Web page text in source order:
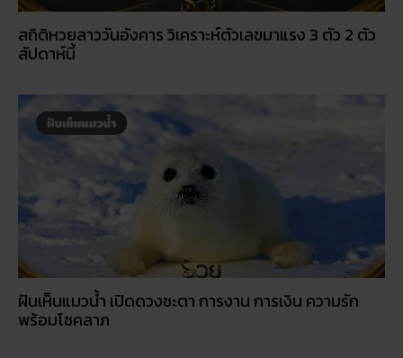
สถิติหวยลาววันอังคาร วิเคราะห์ตัวเลขมาแรง 3 ตัว 2 ตัว
สัปดาห์นี้
ฝันเห็นแมวน้ำ เปิดดวงชะตา การงาน การเงิน ความรัก
พร้อมโชคลาภ